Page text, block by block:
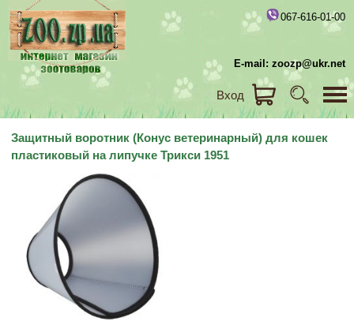
067-616-01-00
E-mail: zoozp@ukr.net
Вход
Защитный воротник (Конус ветеринарный) для кошек
пластиковый на липучке Трикси 1951